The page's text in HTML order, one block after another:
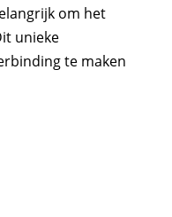
om het
unieke
te maken